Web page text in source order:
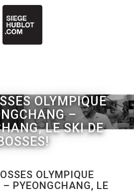
OLYMPIQUE
–
LE SKI DE
OLYMPIQUE
PYEONGCHANG, LE